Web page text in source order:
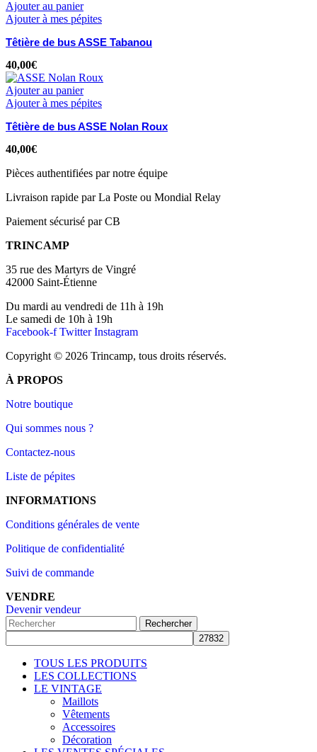
Ajouter au panier
Ajouter à mes pépites
Têtière de bus ASSE Tabanou
40,00€
Ajouter au panier
Ajouter à mes pépites
Têtière de bus ASSE Nolan Roux
40,00€
Pièces authentifiées par notre équipe
Livraison rapide par La Poste ou Mondial Relay
Paiement sécurisé par CB
TRINCAMP
35 rue des Martyrs de Vingré
42000 Saint-Étienne
Du mardi au vendredi de 11h à 19h
Le samedi de 10h à 19h
Facebook-f Twitter Instagram
Copyright © 2026 Trincamp, tous droits réservés.
À PROPOS
Notre boutique
Qui sommes nous ?
Contactez-nous
Liste de pépites
INFORMATIONS
Conditions générales de vente
Politique de confidentialité
Suivi de commande
VENDRE
Devenir vendeur
Rechercher
TOUS LES PRODUITS
LES COLLECTIONS
LE VINTAGE
Maillots
Vêtements
Accessoires
Décoration